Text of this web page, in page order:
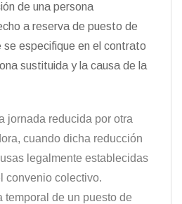
de una persona
a reserva de puesto de
se especifique en el contrato
sustituida y la causa de la
jornada reducida por otra
cuando dicha reducción
legalmente establecidas
convenio colectivo.
temporal de un puesto de